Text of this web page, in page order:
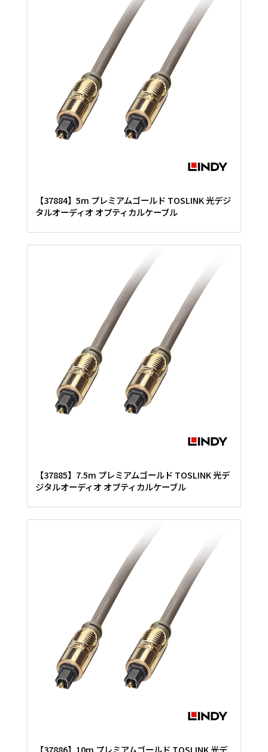
【37884】5m プレミアムゴールド TOSLINK 光デジ
タルオーディオ オプティカルケーブル
【37885】7.5m プレミアムゴールド TOSLINK 光デ
ジタルオーディオ オプティカルケーブル
【37886】10m プレミアムゴールド TOSLINK 光デ